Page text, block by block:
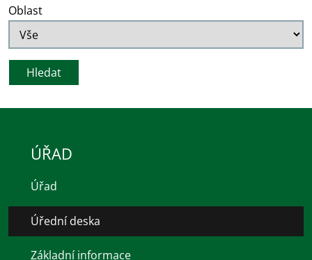
Oblast
ÚŘAD
Úřad
Úřední deska
Základní informace